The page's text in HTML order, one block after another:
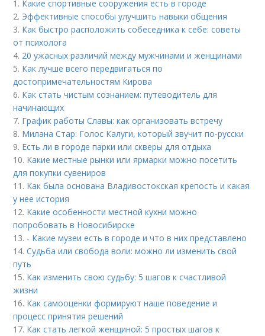
1. Какие спортивные сооружения есть в городе
2. Эффективные способы улучшить навыки общения
3. Как быстро расположить собеседника к себе: советы
от психолога
4. 20 ужасных различий между мужчинами и женщинами
5. Как лучше всего передвигаться по
достопримечательностям Кирова
6. Как стать чистым сознанием: путеводитель для
начинающих
7. График работы Славы: как организовать встречу
8. Милана Стар: Голос Калуги, который звучит по-русски
9. Есть ли в городе парки или скверы для отдыха
10. Какие местные рынки или ярмарки можно посетить
для покупки сувениров
11. Как была основана Владивостокская крепость и какая
у нее история
12. Какие особенности местной кухни можно
попробовать в Новосибирске
13. - Какие музеи есть в городе и что в них представлено
14.Судьба или свобода воли: можно ли изменить свой
путь
15. Как изменить свою судьбу: 5 шагов к счастливой
жизни
16. Как самооценки формируют наше поведение и
процесс принятия решений
17. Как стать легкой женщиной: 5 простых шагов к